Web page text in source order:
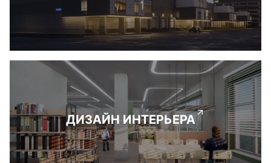
ДИЗАЙН ИНТЕРЬЕРА